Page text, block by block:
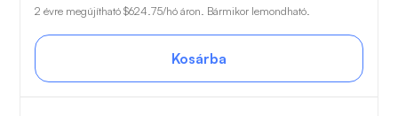
2 évre megújítható $624.75/hó áron. Bármikor lemondható.
Kosárba